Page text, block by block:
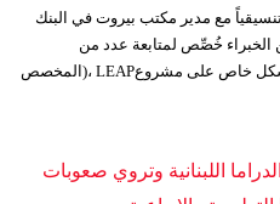
مع مدير مكتب بيروت في البنك
خُصِّص لمتابعة عدد من
المشاريع قيد التنفيذ، وجرى التركيز بشكل خاص على مشروعLEAP ،(المخصص
اللبنانية وتروي صعوبات